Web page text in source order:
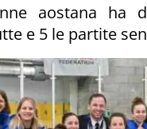
aostana ha
e 5 le partite